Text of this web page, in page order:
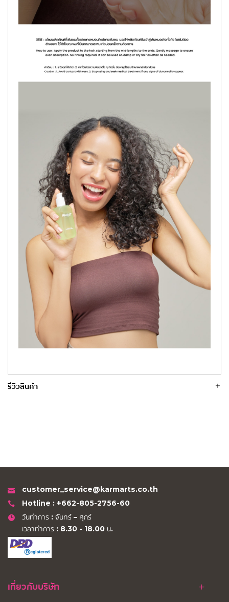
รีวิวสินค้า
customer_service@karmarts.co.th
Hotline : +662-805-2756-60
วันทำการ : จันทร์ – ศุกร์
เวลาทำการ : 8.30 - 18.00 น.
เกี่ยวกับบริษัท